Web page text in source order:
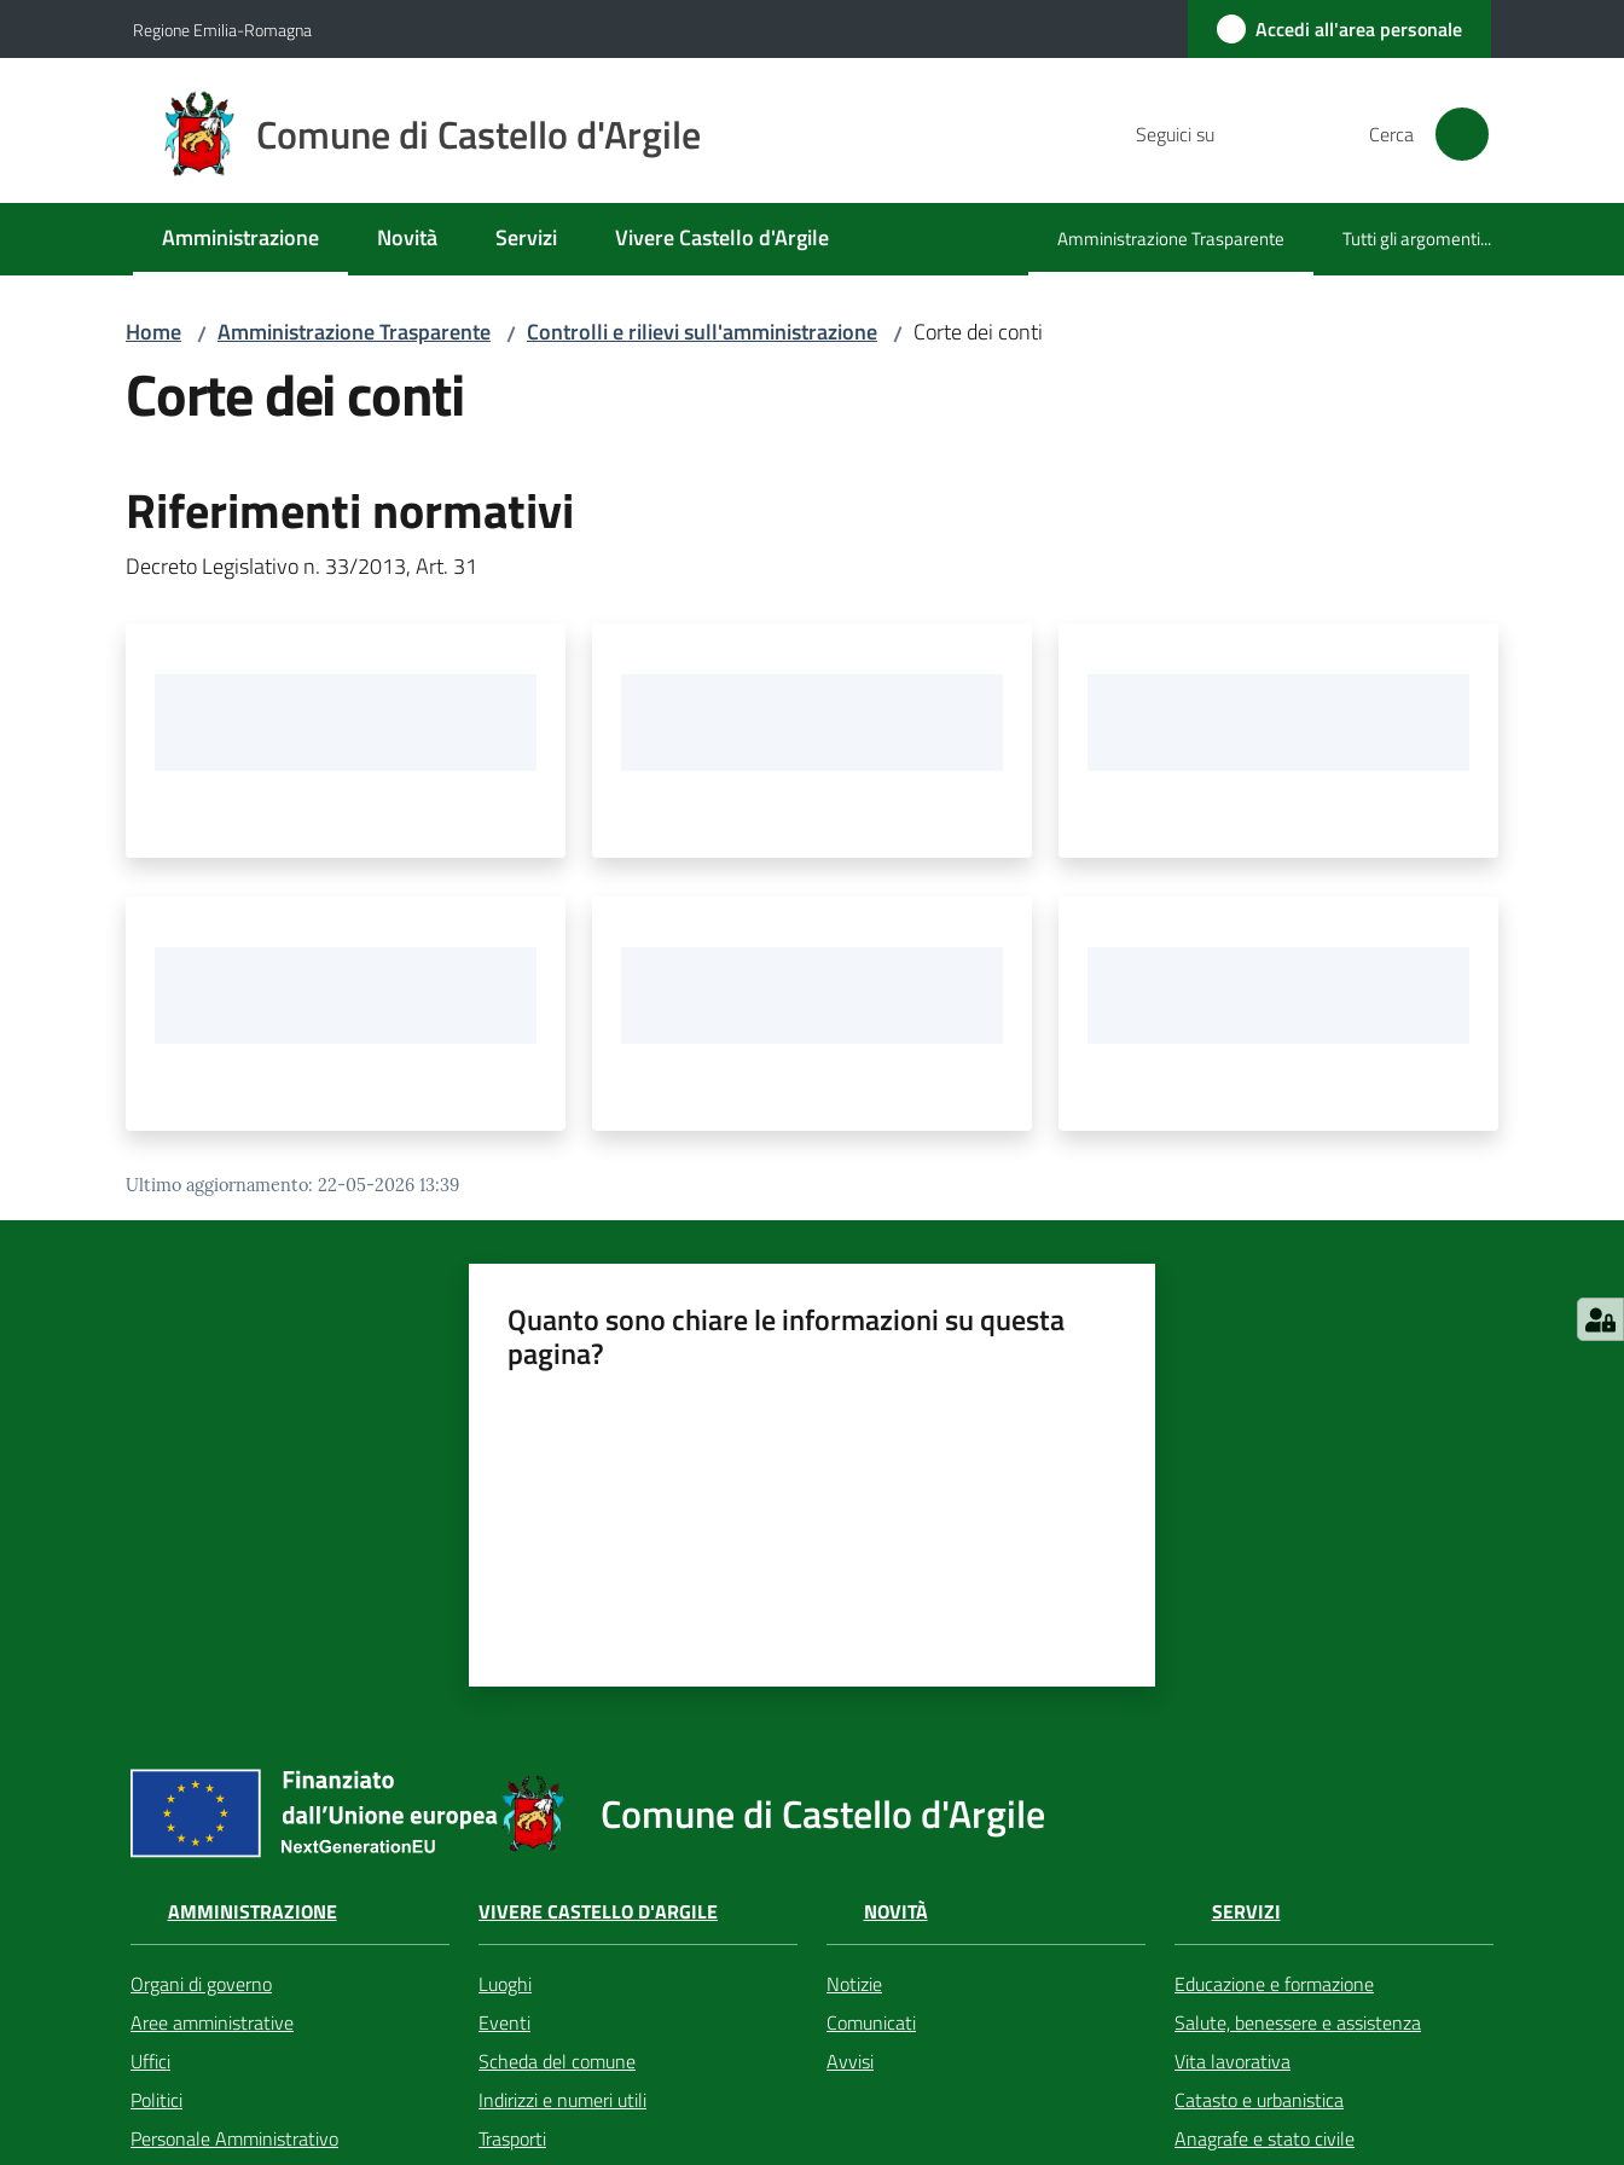
Regione Emilia-Romagna Accedi all'area personale
Comune di Castello d'Argile Seguici su Cerca
Amministrazione
Menu selezionato Novità Servizi Vivere Castello d'Argile Amministrazione Trasparente
Menu selezionato Tutti gli argomenti...
Home / Amministrazione Trasparente / Controlli e rilievi sull'amministrazione / Corte dei conti
Corte dei conti
Riferimenti normativi
Decreto Legislativo n. 33/2013, Art. 31
Ultimo aggiornamento: 22-05-2026 13:39
Quanto sono chiare le informazioni su questa
pagina?
Comune di Castello d'Argile
AMMINISTRAZIONE
Organi di governo
Aree amministrative
Uffici
Politici
Personale Amministrativo
VIVERE CASTELLO D'ARGILE
Luoghi
Eventi
Scheda del comune
Indirizzi e numeri utili
Trasporti
NOVITÀ
Notizie
Comunicati
Avvisi
SERVIZI
Educazione e formazione
Salute, benessere e assistenza
Vita lavorativa
Catasto e urbanistica
Anagrafe e stato civile